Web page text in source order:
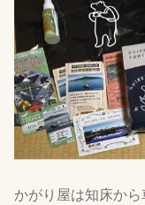
かがり屋は知床か